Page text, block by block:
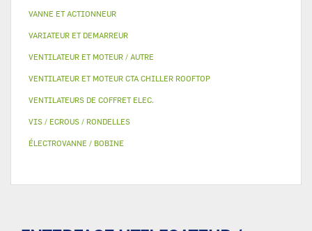
VANNE ET ACTIONNEUR
VARIATEUR ET DEMARREUR
VENTILATEUR ET MOTEUR / AUTRE
VENTILATEUR ET MOTEUR CTA CHILLER ROOFTOP
VENTILATEURS DE COFFRET ELEC.
VIS / ECROUS / RONDELLES
ÉLECTROVANNE / BOBINE